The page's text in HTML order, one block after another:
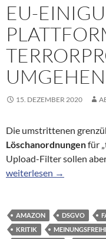
EU-
15. DEZEMBER 2020
Die umstrittenen
Löschanordnungenfür
Upload-Filter sollen
EU-Einigung:
weiterlesen →
AMAZON DSGVO
KRITIK